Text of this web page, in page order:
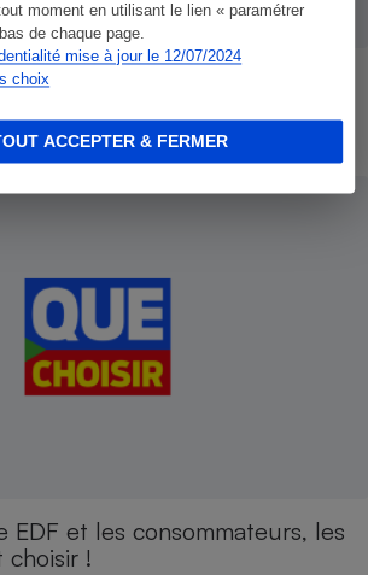
moment en utilisant le lien « paramétrer
de chaque page.
mise à jour le 12/07/2024
choix
ACCEPTER & FERMER
- Vos problèmes, nos réponses
EDF et les consommateurs, les
!